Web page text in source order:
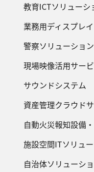
教育ICTソリューシ
業務用ディスプレイ
警察ソリューション
現場映像活用サー
サウンドシステム
資産管理クラウド
自動火災報知設備
施設空間ITソリュ
自治体ソリューシ